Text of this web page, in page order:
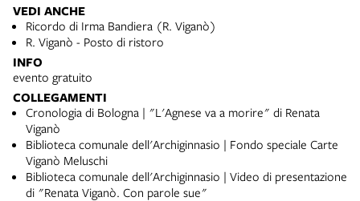
VEDI ANCHE
Ricordo di Irma Bandiera (R. Viganò)
R. Viganò - Posto di ristoro
INFO
evento gratuito
COLLEGAMENTI
Cronologia di Bologna | "L'Agnese va a morire" di Renata
Viganò
Biblioteca comunale dell'Archiginnasio | Fondo speciale Carte
Viganò Meluschi
Biblioteca comunale dell'Archiginnasio | Video di presentazione
di "Renata Viganò. Con parole sue"